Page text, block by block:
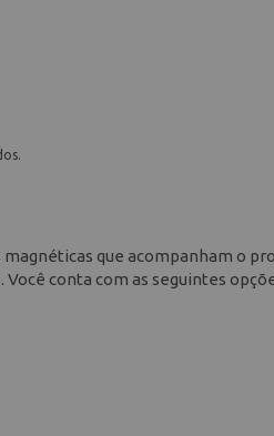
que acompanham o
conta com as seguintes